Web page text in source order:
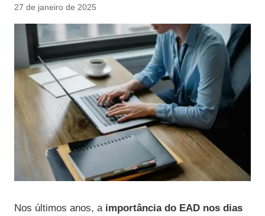
27 de janeiro de 2025
Nos últimos anos, a importância do EAD nos dias